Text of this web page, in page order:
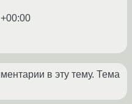
в эту тему. Тема